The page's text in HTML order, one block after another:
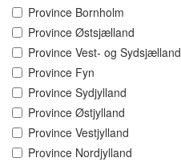
Province Bornholm
Province Østsjælland
Province Vest- og Sydsjælland
Province Fyn
Province Sydjylland
Province Østjylland
Province Vestjylland
Province Nordjylland